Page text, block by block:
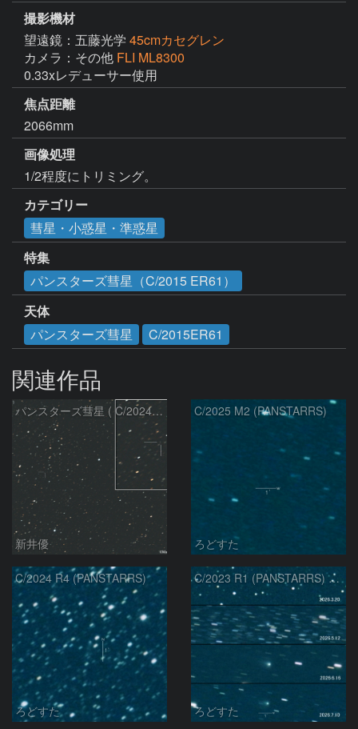
撮影機材
望遠鏡：五藤光学 45cmカセグレン
カメラ：その他 FLI ML8300
0.33xレデューサー使用
焦点距離
2066mm
画像処理
1/2程度にトリミング。
カテゴリー
彗星・小惑星・準惑星
特集
パンスターズ彗星（C/2015 ER61）
天体
パンスターズ彗星
C/2015ER61
関連作品
パンスターズ彗星 ( C/2024R4 )：2026/07/27
新井優
C/2025 M2 (PANSTARRS)
ろどすた
C/2024 R4 (PANSTARRS)
ろどすた
C/2023 R1 (PANSTARRS) の変化
ろどすた